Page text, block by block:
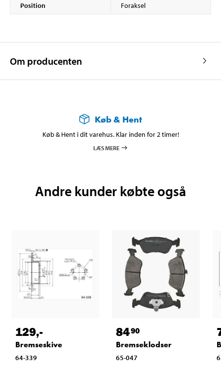
Position Foraksel
Om producenten
Køb & Hent
Køb & Hent i dit varehus. Klar inden for 2 timer!
LÆS MERE
Andre kunder købte også
129,-
Bremseskive
64-339
8490
Bremseklodser
65-047